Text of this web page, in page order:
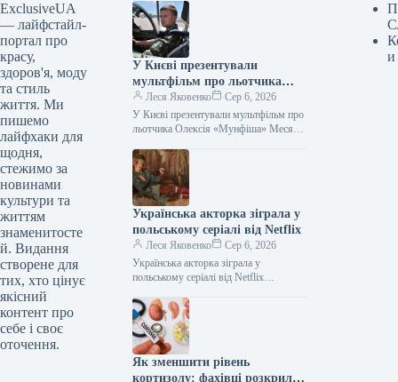
ExclusiveUA
— лайфстайл-
портал про
красу,
здоров'я, моду
та стиль
життя. Ми
пишемо
лайфхаки для
щодня,
стежимо за
новинами
культури та
життям
знаменитосте
й. Видання
створене для
тих, хто цінує
якісний
контент про
себе і своє
оточення.
У Києві презентували
мультфільм про льотчика
Олексія «Мунфіша» Меся
Леся Яковенко
Сер 6, 2026
У Києві презентували мультфільм про
льотчика Олексія «Мунфіша» Меся
Музеї війни відбулася презентація
першого мультфільму…
Українська акторка зіграла у
польському серіалі від Netflix
Леся Яковенко
Сер 6, 2026
Українська акторка зіграла у
польському серіалі від Netflix
Українська акторка Оксана
Черкашина, відома за ролями у
фільмах…
Як зменшити рівень
кортизолу: фахівці розкрили
и